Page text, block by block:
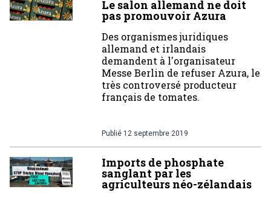
Le salon allemand ne doit
pas promouvoir Azura
Des organismes juridiques
allemand et irlandais
demandent à l'organisateur
Messe Berlin de refuser Azura, le
très controversé producteur
français de tomates.
Publié 12 septembre 2019
Imports de phosphate
sanglant par les
agriculteurs néo-zélandais